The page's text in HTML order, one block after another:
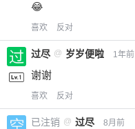
😂
喜欢 反对
过尽 @ 岁岁便啦 1年前
谢谢
喜欢 反对
已注销 @ 过尽 8月前